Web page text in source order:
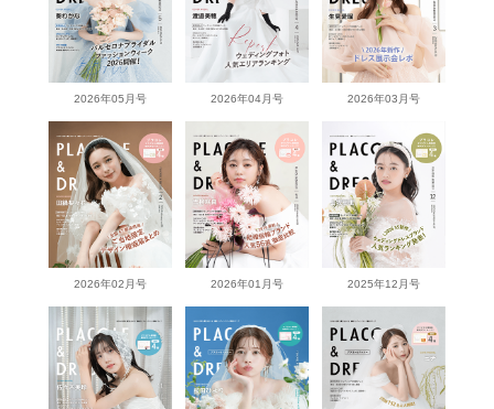
2026年05月号 2026年04月号 2026年03月号
2026年02月号 2026年01月号 2025年12月号